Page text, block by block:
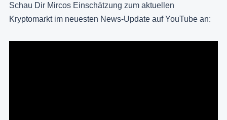
Schau Dir Mircos Einschätzung zum aktuellen
Kryptomarkt im neuesten News-Update auf YouTube an: